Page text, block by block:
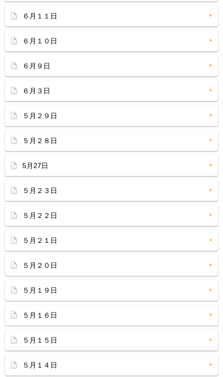
６月１１日
６月１０日
６月９日
６月３日
５月２９日
５月２８日
5月27日
５月２３日
５月２２日
５月２１日
５月２０日
５月１９日
５月１６日
５月１５日
５月１４日